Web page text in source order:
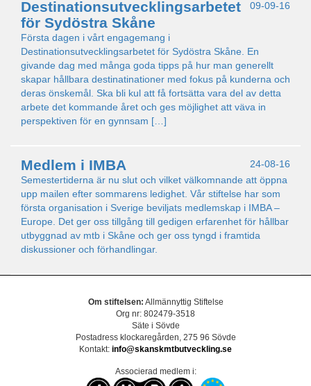
09-09-16
Destinationsutvecklingsarbetet
för Sydöstra Skåne
Första dagen i vårt engagemang i
Destinationsutvecklingsarbetet för Sydöstra Skåne. En
givande dag med många goda tipps på hur man generellt
skapar hållbara destinatinationer med fokus på kunderna och
deras önskemål. Ska bli kul att få fortsätta vara del av detta
arbete det kommande året och ges möjlighet att väva in
perspektiven för en gynnsam […]
24-08-16
Medlem i IMBA
Semestertiderna är nu slut och vilket välkomnande att öppna
upp mailen efter sommarens ledighet. Vår stiftelse har som
första organisation i Sverige beviljats medlemskap i IMBA –
Europe. Det ger oss tillgång till gedigen erfarenhet för hållbar
utbyggnad av mtb i Skåne och ger oss tyngd i framtida
diskussioner och förhandlingar.
Om stiftelsen: Allmännyttig Stiftelse
Org nr: 802479-3518
Säte i Sövde
Postadress klockaregården, 275 96 Sövde
Kontakt: info@skanskmtbutveckling.se
Associerad medlem i: